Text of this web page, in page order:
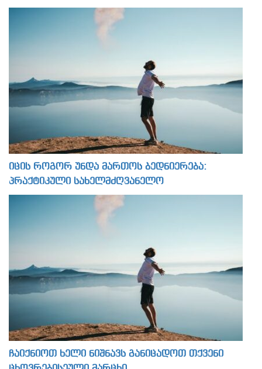
იცის როგორ უნდა მართოს ბედნიერება:
პრაქტიკული სახელმძღვანელო
ჩაიქნიოთ ხელი ნიშნავს განიცადოთ თქვენი